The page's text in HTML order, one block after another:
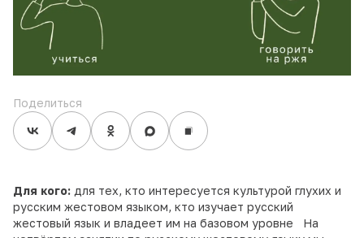
Поделиться
Для кого: для тех, кто интересуется культурой глухих и
русским жестовом языком, кто изучает русский
жестовый язык и владеет им на базовом уровне На